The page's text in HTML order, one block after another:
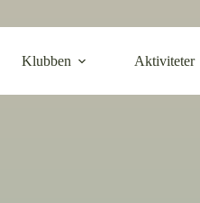
Klubben Aktiviteter